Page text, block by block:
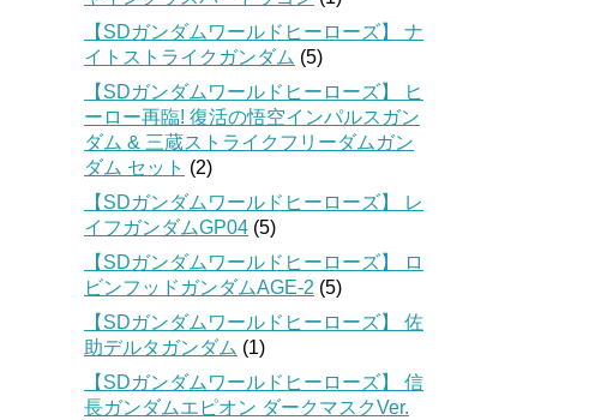
【SDガンダムワールドヒーローズ】 ナ
イトストライクガンダム (5)
【SDガンダムワールドヒーローズ】 ヒ
ーロー再臨! 復活の悟空インパルスガン
ダム & 三蔵ストライクフリーダムガン
ダム セット (2)
【SDガンダムワールドヒーローズ】 レ
イフガンダムGP04 (5)
【SDガンダムワールドヒーローズ】 ロ
ビンフッドガンダムAGE-2 (5)
【SDガンダムワールドヒーローズ】 佐
助デルタガンダム (1)
【SDガンダムワールドヒーローズ】 信
長ガンダムエピオン ダークマスクVer.